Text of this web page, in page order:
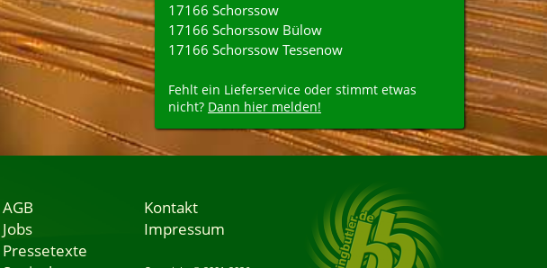
17166 Schorssow
17166 Schorssow Bülow
17166 Schorssow Tessenow
Fehlt ein Lieferservice oder stimmt etwas
nicht? Dann hier melden!
AGB
Jobs
Pressetexte
Kontakt
Impressum